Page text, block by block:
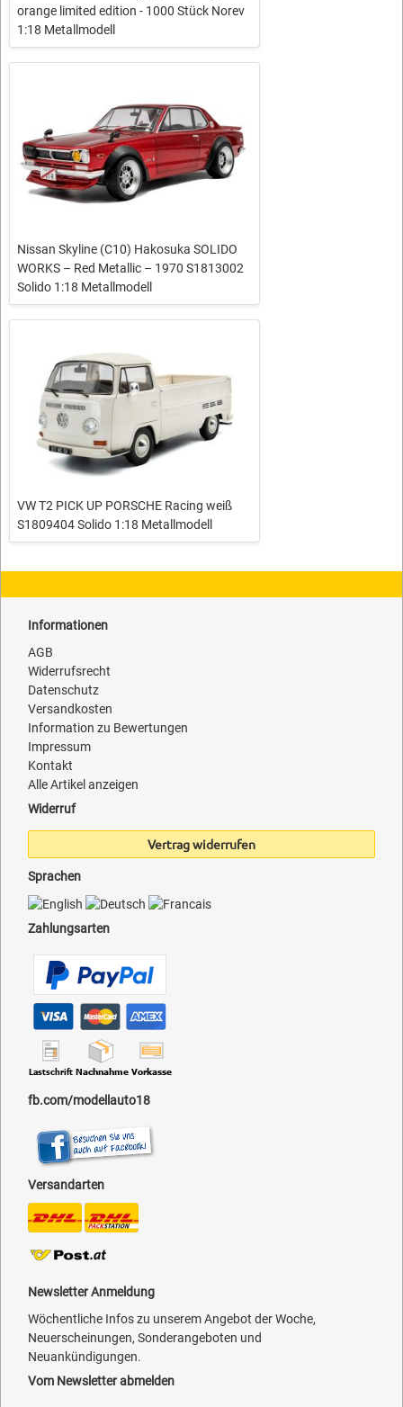
orange limited edition - 1000 Stück Norev
1:18 Metallmodell
Nissan Skyline (C10) Hakosuka SOLIDO
WORKS – Red Metallic – 1970 S1813002
Solido 1:18 Metallmodell
VW T2 PICK UP PORSCHE Racing weiß
S1809404 Solido 1:18 Metallmodell
Informationen
AGB
Widerrufsrecht
Datenschutz
Versandkosten
Information zu Bewertungen
Impressum
Kontakt
Alle Artikel anzeigen
Widerruf
Vertrag widerrufen
Sprachen
Zahlungsarten
fb.com/modellauto18
Versandarten
Newsletter Anmeldung
Wöchentliche Infos zu unserem Angebot der Woche,
Neuerscheinungen, Sonderangeboten und
Neuankündigungen.
Vom Newsletter abmelden